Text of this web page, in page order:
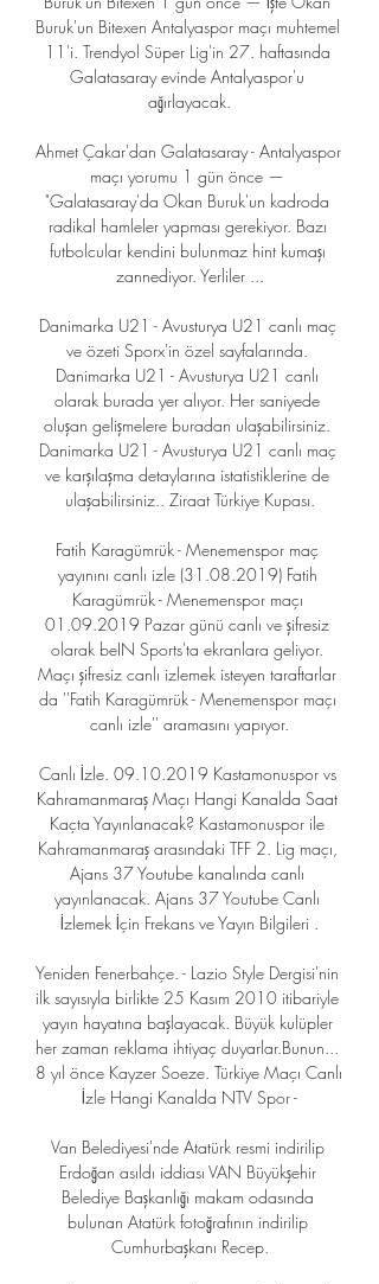
Buruk'un Bitexen Antalyaspor maçı muhtemel
11'i. Trendyol Süper Lig'in 27. haftasında
Galatasaray evinde Antalyaspor'u
ağırlayacak.
Ahmet Çakar'dan Galatasaray - Antalyaspor
maçı yorumu 1 gün önce —
"Galatasaray'da Okan Buruk'un kadroda
radikal hamleler yapması gerekiyor. Bazı
futbolcular kendini bulunmaz hint kumaşı
zannediyor. Yerliler ...
Danimarka U21 - Avusturya U21 canlı maç
ve özeti Sporx'in özel sayfalarında.
Danimarka U21 - Avusturya U21 canlı
olarak burada yer alıyor. Her saniyede
oluşan gelişmelere buradan ulaşabilirsiniz.
Danimarka U21 - Avusturya U21 canlı maç
ve karşılaşma detaylarına istatistiklerine de
ulaşabilirsiniz.. Ziraat Türkiye Kupası.
Fatih Karagümrük - Menemenspor maç
yayınını canlı izle (31.08.2019) Fatih
Karagümrük - Menemenspor maçı
01.09.2019 Pazar günü canlı ve şifresiz
olarak beIN Sports'ta ekranlara geliyor.
Maçı şifresiz canlı izlemek isteyen taraftarlar
da ''Fatih Karagümrük - Menemenspor maçı
canlı izle'' aramasını yapıyor.
Canlı İzle. 09.10.2019 Kastamonuspor vs
Kahramanmaraş Maçı Hangi Kanalda Saat
Kaçta Yayınlanacak? Kastamonuspor ile
Kahramanmaraş arasındaki TFF 2. Lig maçı,
Ajans 37 Youtube kanalında canlı
yayınlanacak. Ajans 37 Youtube Canlı
İzlemek İçin Frekans ve Yayın Bilgileri .
Yeniden Fenerbahçe. - Lazio Style Dergisi'nin
ilk sayısıyla birlikte 25 Kasım 2010 itibariyle
yayın hayatına başlayacak. Büyük kulüpler
her zaman reklama ihtiyaç duyarlar.Bunun...
8 yıl önce Kayzer Soeze. Türkiye Maçı Canlı
İzle Hangi Kanalda NTV Spor -
Van Belediyesi'nde Atatürk resmi indirilip
Erdoğan asıldı iddiası VAN Büyükşehir
Belediye Başkanlığı makam odasında
bulunan Atatürk fotoğrafının indirilip
Cumhurbaşkanı Recep.